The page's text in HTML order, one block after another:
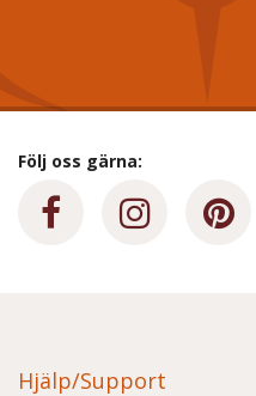
Följ oss gärna:
Hjälp/Support